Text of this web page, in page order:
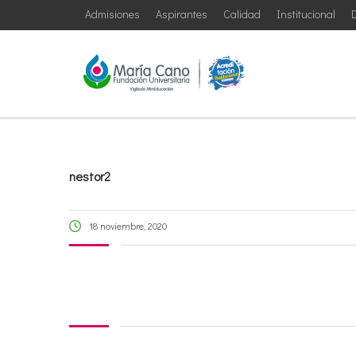
Institucional
Calidad
Aspirantes
Admisiones
nestor2
18 noviembre, 2020